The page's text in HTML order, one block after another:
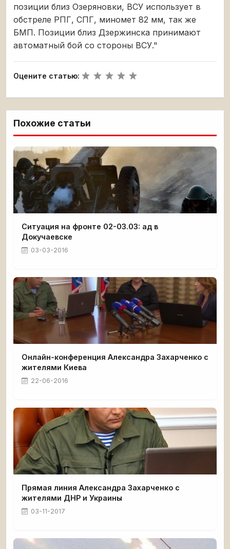
позиции близ Озеряновки, ВСУ использует в
обстреле РПГ, СПГ, миномет 82 мм, так же
БМП. Позиции близ Дзержинска принимают
автоматный бой со стороны ВСУ."
Оцените статью:
Похожие статьи
Ситуация на фронте 02-03.03: ад в
Докучаевске
03-03-2016
Онлайн-конференция Александра Захарченко с
жителями Киева
22-06-2016
Прямая линия Александра Захарченко с
жителями ДНР и Украины
03-11-2017